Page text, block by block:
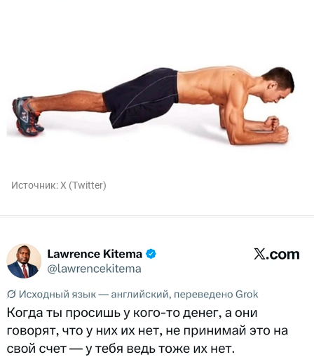
Источник:X (Twitter)